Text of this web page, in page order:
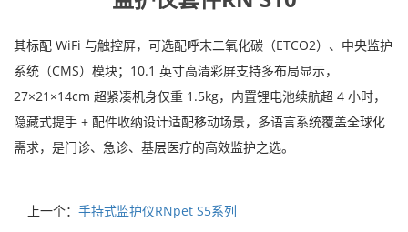
其标配 WiFi 与触控屏，可选配呼末二氧化碳（ETCO2）、中央监护
系统（CMS）模块；10.1 英寸高清彩屏支持多布局显示，
27×21×14cm 超紧凑机身仅重 1.5kg，内置锂电池续航超 4 小时，
隐藏式提手 + 配件收纳设计适配移动场景，多语言系统覆盖全球化
需求，是门诊、急诊、基层医疗的高效监护之选。
上一个： 手持式监护仪RNpet S5系列